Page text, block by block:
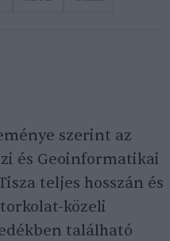
szerint az
és Geoinformatikai
teljes hosszán és
közeli
található